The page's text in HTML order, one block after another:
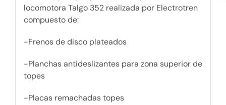
locomotora Talgo 352 realizada por Electrotren
compuesto de:
-Frenos de disco plateados
-Planchas antideslizantes para zona superior de
topes
-Placas remachadas topes